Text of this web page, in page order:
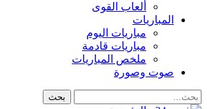
ألعاب القوى
المباريات
مباريات اليوم
مباريات قادمة
ملخص المباريات
صوت وصورة